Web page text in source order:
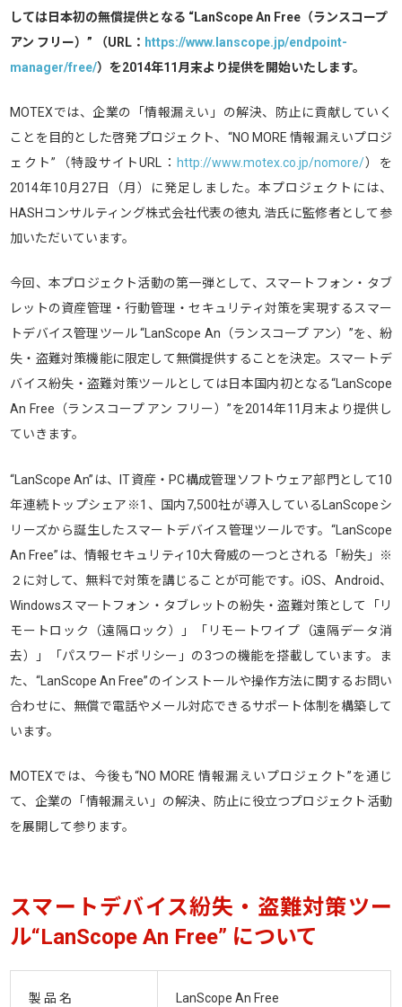
しては日本初の無償提供となる “LanScope An Free（ランスコープ
アン フリー）” （URL： https://www.lanscope.jp/endpoint-
manager/free/）を2014年11月末より提供を開始いたします。
MOTEXでは、企業の「情報漏えい」の解決、防止に貢献していく
ことを目的とした啓発プロジェクト、“NO MORE 情報漏えいプロジ
ェクト”（特設サイトURL： http://www.motex.co.jp/nomore/）を
2014年10月27日（月）に発足しました。本プロジェクトには、
HASHコンサルティング株式会社代表の徳丸 浩氏に監修者として参
加いただいています。
今回、本プロジェクト活動の第一弾として、スマートフォン・タブ
レットの資産管理・行動管理・セキュリティ対策を実現するスマー
トデバイス管理ツール “LanScope An（ランスコープ アン）”を、紛
失・盗難対策機能に限定して無償提供することを決定。スマートデ
バイス紛失・盗難対策ツールとしては日本国内初となる“LanScope
An Free（ランスコープ アン フリー）”を2014年11月末より提供し
ていきます。
“LanScope An”は、IT資産・PC構成管理ソフトウェア部門として10
年連続トップシェア※1、国内7,500社が導入しているLanScopeシ
リーズから誕生したスマートデバイス管理ツールです。“LanScope
An Free”は、情報セキュリティ10大脅威の一つとされる「紛失」※
２に対して、無料で対策を講じることが可能です。iOS、Android、
Windowsスマートフォン・タブレットの紛失・盗難対策として「リ
モートロック（遠隔ロック）」「リモートワイプ（遠隔データ消
去）」「パスワードポリシー」の3つの機能を搭載しています。ま
た、“LanScope An Free”のインストールや操作方法に関するお問い
合わせに、無償で電話やメール対応できるサポート体制を構築して
います。
MOTEXでは、今後も“NO MORE 情報漏えいプロジェクト”を通じ
て、企業の「情報漏えい」の解決、防止に役立つプロジェクト活動
を展開して参ります。
スマートデバイス紛失・盗難対策ツー
ル“LanScope An Free” について
製 品 名 LanScope An Free